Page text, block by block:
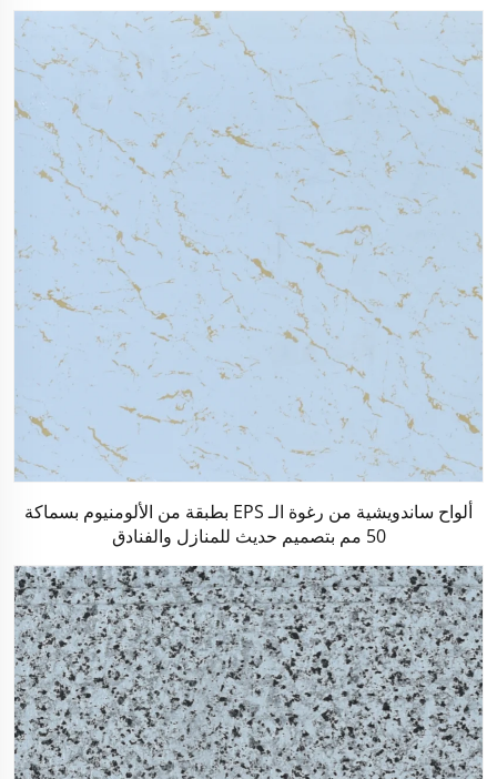
ألواح ساندويشية من رغوة الـ EPS بطبقة من الألومنيوم بسماكة
50 مم بتصميم حديث للمنازل والفنادق